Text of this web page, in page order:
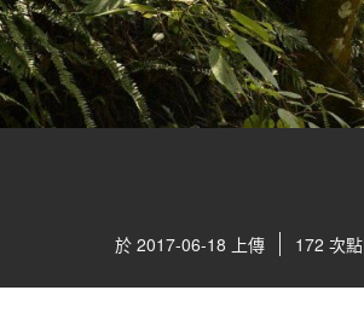
於 2017-06-18 上傳 172 次